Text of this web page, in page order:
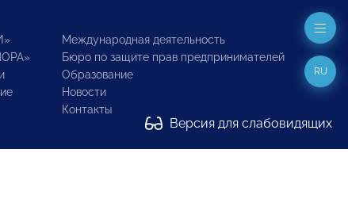
Международная деятельность
Бюро по защите прав предпринимателей
Образование
Новости
Контакты
Версия для слабовидящих
RU